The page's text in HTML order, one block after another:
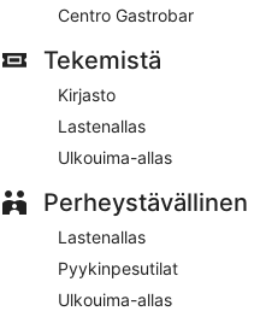
käyttöön myös kirjaston,
Ilmainen omatoiminen
Tämä 4 tähden hotelli on
Asiakkaat voivat
päivä klo 6.30–10.30.
Centro Gastrobar
Centro Gastrobar
Tekemistä
Kirjasto
Lastenallas
Ulkouima-allas
Perheystävällinen
Lastenallas
Pyykinpesutilat
Ulkouima-allas